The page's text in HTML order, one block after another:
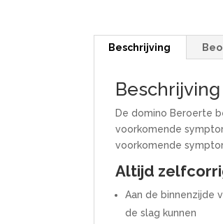
Beschrijving
Beschrijving
De domino Beroerte
voorkomende
voorkomende
Altijd
Aan de binnenzijde
de slag kunnen